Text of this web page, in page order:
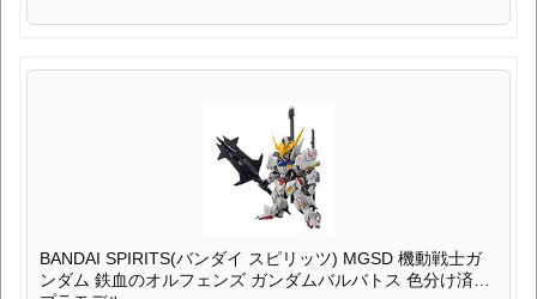
BANDAI SPIRITS(バンダイ スピリッツ) MGSD 機動戦士ガ
ンダム 鉄血のオルフェンズ ガンダムバルバトス 色分け済み